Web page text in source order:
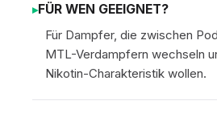
FÜR WEN GEEIGNET?
Für Dampfer, die zwischen
MTL-Verdampfern wechseln
Nikotin-Charakteristik wollen.